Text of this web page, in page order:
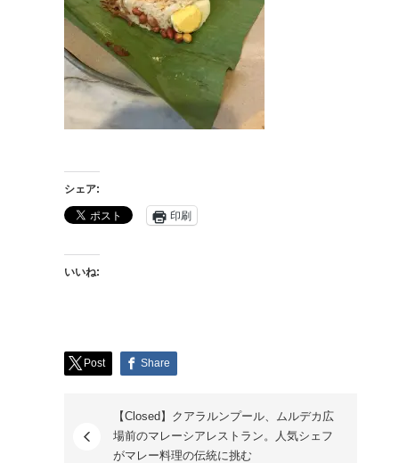
シェア:
印刷
いいね:
Post Share
【Closed】クアラルンプール、ムルデカ広
場前のマレーシアレストラン。人気シェフ
がマレー料理の伝統に挑む